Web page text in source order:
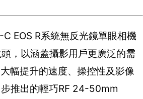
EOS R系統無反光鏡單眼相機
，以涵蓋攝影用戶更廣泛的需
幅提升的速度、操控性及影像
推出的輕巧RF 24-50mm